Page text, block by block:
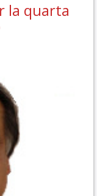
la quarta